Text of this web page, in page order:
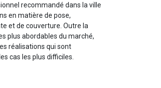
recommandé dans la ville
en matière de pose,
et de couverture. Outre la
plus abordables du marché,
réalisations qui sont
cas les plus difficiles.